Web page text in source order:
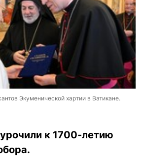
Экуменической хартии в Ватикане.
к 1700-летию